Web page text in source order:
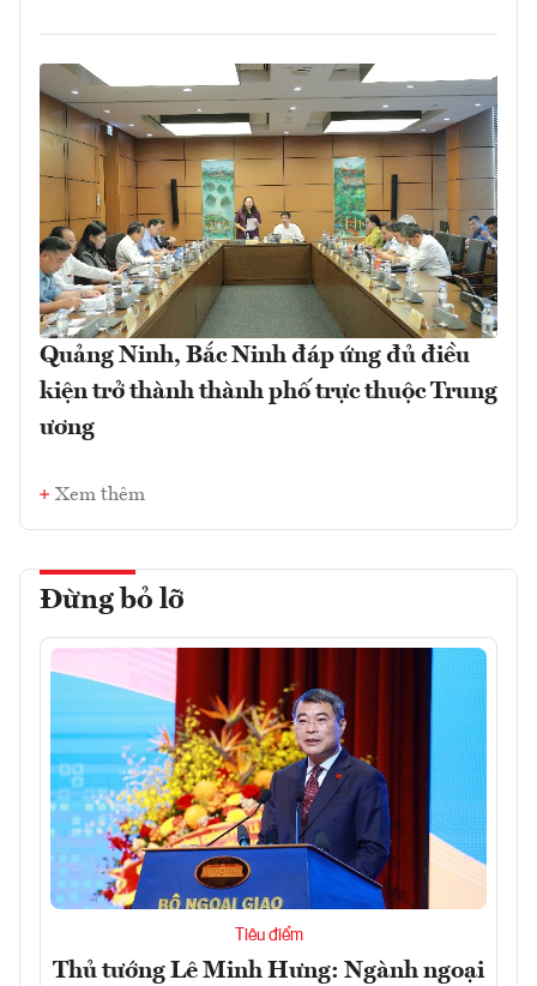
Quảng Ninh, Bắc Ninh đáp ứng đủ điều
kiện trở thành thành phố trực thuộc Trung
ương
Xem thêm
Đừng bỏ lỡ
Tiêu điểm
Thủ tướng Lê Minh Hưng: Ngành ngoại